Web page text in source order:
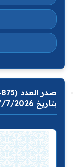
بتاريخ 27/7/2026